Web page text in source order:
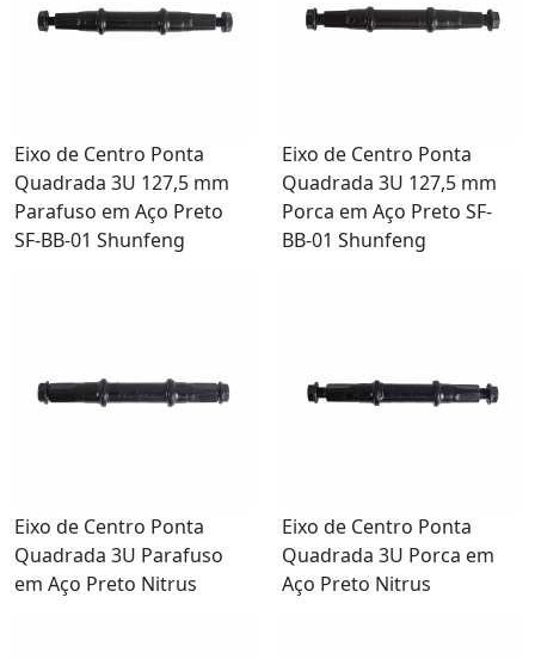
Eixo de Centro Ponta
Quadrada 3U 127,5 mm
Parafuso em Aço Preto
SF-BB-01 Shunfeng
Eixo de Centro Ponta
Quadrada 3U 127,5 mm
Porca em Aço Preto SF-
BB-01 Shunfeng
Eixo de Centro Ponta
Quadrada 3U Parafuso
em Aço Preto Nitrus
Eixo de Centro Ponta
Quadrada 3U Porca em
Aço Preto Nitrus